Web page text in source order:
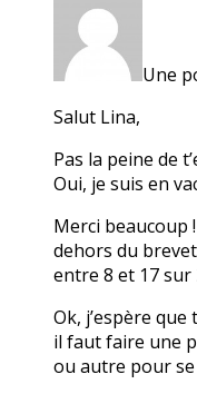
Une
Salut Lina,
Pas la peine de
Oui, je suis en
Merci beaucoup
dehors du
entre 8 et 17 sur
Ok, j’espère
il faut faire une
ou autre pour